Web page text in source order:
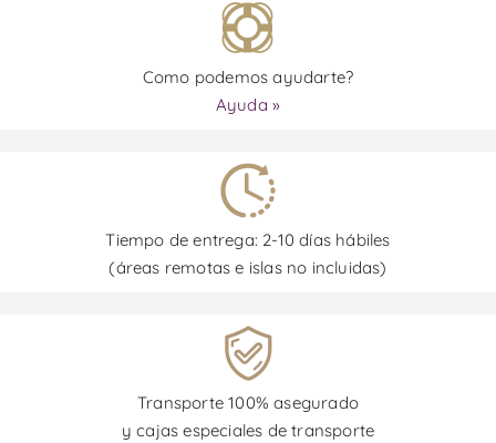
Como podemos ayudarte?
Ayuda »
Tiempo de entrega: 2-10 días hábiles
(áreas remotas e islas no incluidas)
Transporte 100% asegurado
y cajas especiales de transporte